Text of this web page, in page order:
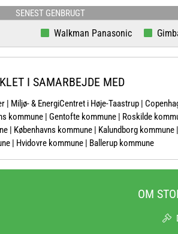
SENEST GENBRUGT
Walkman Panasonic Gimbal til
I SAMARBEJDE MED
Miljø- & EnergiCentret i Høje-Taastrup |
kommune | Gentofte kommune | Roskilde
| Københavns kommune | Kalundborg
| Hvidovre kommune | Ballerup kommune
OM